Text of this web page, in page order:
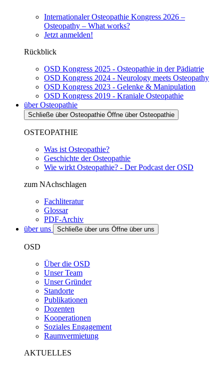
Internationaler Osteopathie Kongress 2026 –
Osteopathy – What works?
Jetzt anmelden!
Rückblick
OSD Kongress 2025 - Osteopathie in der Pädiatrie
OSD Kongress 2024 - Neurology meets Osteopathy
OSD Kongress 2023 - Gelenke & Manipulation
OSD Kongress 2019 - Kraniale Osteopathie
über Osteopathie
Schließe über Osteopathie Öffne über Osteopathie
OSTEOPATHIE
Was ist Osteopathie?
Geschichte der Osteopathie
Wie wirkt Osteopathie? - Der Podcast der OSD
zum NAchschlagen
Fachliteratur
Glossar
PDF-Archiv
über uns
Schließe über uns Öffne über uns
OSD
Über die OSD
Unser Team
Unser Gründer
Standorte
Publikationen
Dozenten
Kooperationen
Soziales Engagement
Raumvermietung
AKTUELLES